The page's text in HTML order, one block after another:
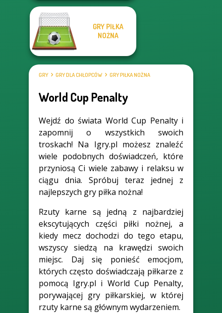
GRY PIŁKA
NOŻNA
GRY GRY DLA CHŁOPCÓW GRY PIŁKA NOŻNA
World Cup Penalty
Wejdź do świata World Cup Penalty i
zapomnij o wszystkich swoich
troskach! Na Igry.pl możesz znaleźć
wiele podobnych doświadczeń, które
przyniosą Ci wiele zabawy i relaksu w
ciągu dnia. Spróbuj teraz jednej z
najlepszych gry piłka nożna!
Rzuty karne są jedną z najbardziej
ekscytujących części piłki nożnej, a
kiedy mecz dochodzi do tego etapu,
wszyscy siedzą na krawędzi swoich
miejsc. Daj się ponieść emocjom,
których często doświadczają piłkarze z
pomocą Igry.pl i World Cup Penalty,
porywającej gry piłkarskiej, w której
rzuty karne są głównym wydarzeniem.